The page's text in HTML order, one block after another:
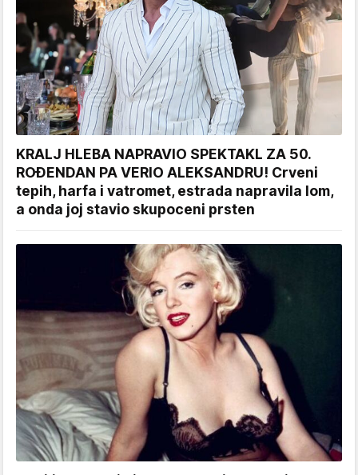
KRALJ HLEBA NAPRAVIO SPEKTAKL ZA 50.
ROĐENDAN PA VERIO ALEKSANDRU! Crveni
tepih, harfa i vatromet, estrada napravila lom,
a onda joj stavio skupoceni prsten